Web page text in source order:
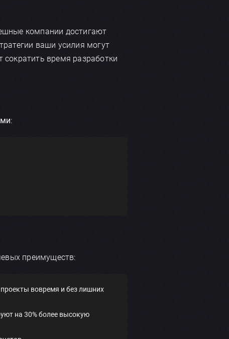
компании достигают
ваши усилия могут
время разработки
:
преимуществ:
вовремя и без лишних
на 30% более высокую